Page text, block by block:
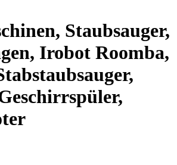
Staubsauger,
Irobot Roomba,